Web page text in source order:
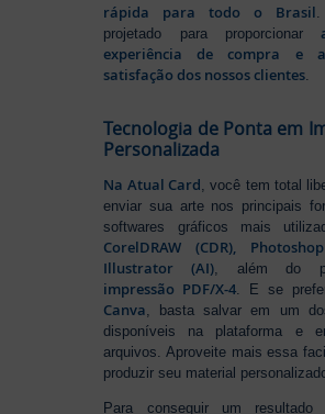
rápida para todo o Brasil
projetado para proporcionar
experiência de compra e
satisfação dos nossos clientes
Tecnologia de Ponta em
Personalizada
Na Atual Card, você tem total
enviar sua arte nos principais
softwares gráficos mais
CorelDRAW (CDR),
Illustrator (AI), além do
impressão PDF/X-4. E se
Canva, basta salvar em um
disponíveis na plataforma e
arquivos. Aproveite mais essa
produzir seu material
Para conseguir um resultado